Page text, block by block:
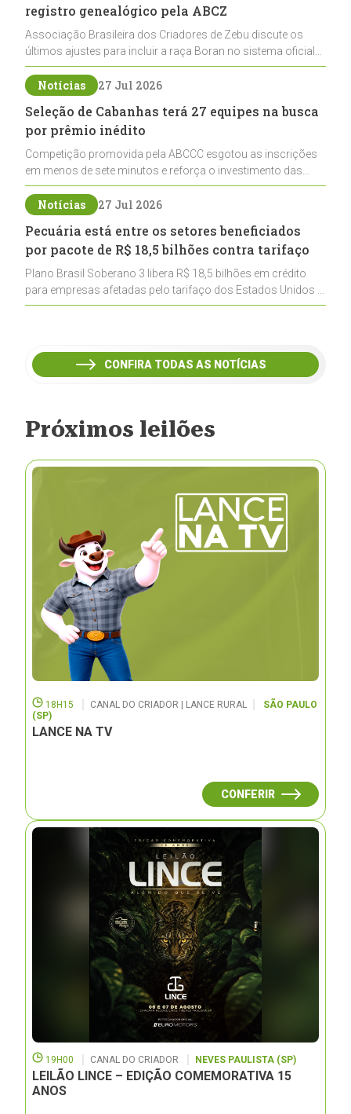
registro genealógico pela ABCZ
Associação Brasileira dos Criadores de Zebu discute os
últimos ajustes para incluir a raça Boran no sistema oficial
de registros, abrindo caminho para sua expansão na
pecuária nacional
Notícias 27 Jul 2026
Seleção de Cabanhas terá 27 equipes na busca
por prêmio inédito
Competição promovida pela ABCCC esgotou as inscrições
em menos de sete minutos e reforça o investimento das
cabanhas na seleção genética de Cavalos Crioulos voltados
ao laço
Notícias 27 Jul 2026
Pecuária está entre os setores beneficiados
por pacote de R$ 18,5 bilhões contra tarifaço
Plano Brasil Soberano 3 libera R$ 18,5 bilhões em crédito
para empresas afetadas pelo tarifaço dos Estados Unidos e
inclui a pecuária entre os setores estratégicos
CONFIRA TODAS AS NOTÍCIAS
Próximos leilões
18H15 CANAL DO CRIADOR | LANCE RURAL
SÃO PAULO
(SP)
LANCE NA TV
CONFERIR
19H00 CANAL DO CRIADOR NEVES PAULISTA (SP)
LEILÃO LINCE – EDIÇÃO COMEMORATIVA 15
ANOS